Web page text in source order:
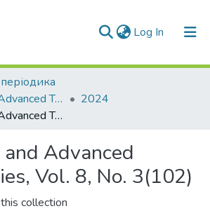
Log In (current)
Mechanics and Advanced Technologies
2024
Mechanics and Advanced Technologies, Vol. 8, No. 3(102)
Advanced
Vol. 8, No. 3(102)
collection